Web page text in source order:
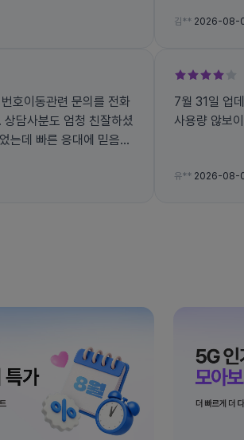
김** 2026-08-
호이동관련 문의를 전화
담사분도 엄청 친잘하셨
7월 31일 업
사용량 않보
유** 2026-08-